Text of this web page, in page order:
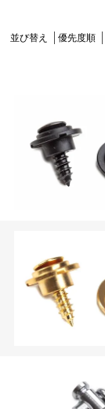
並び替え 優先度順